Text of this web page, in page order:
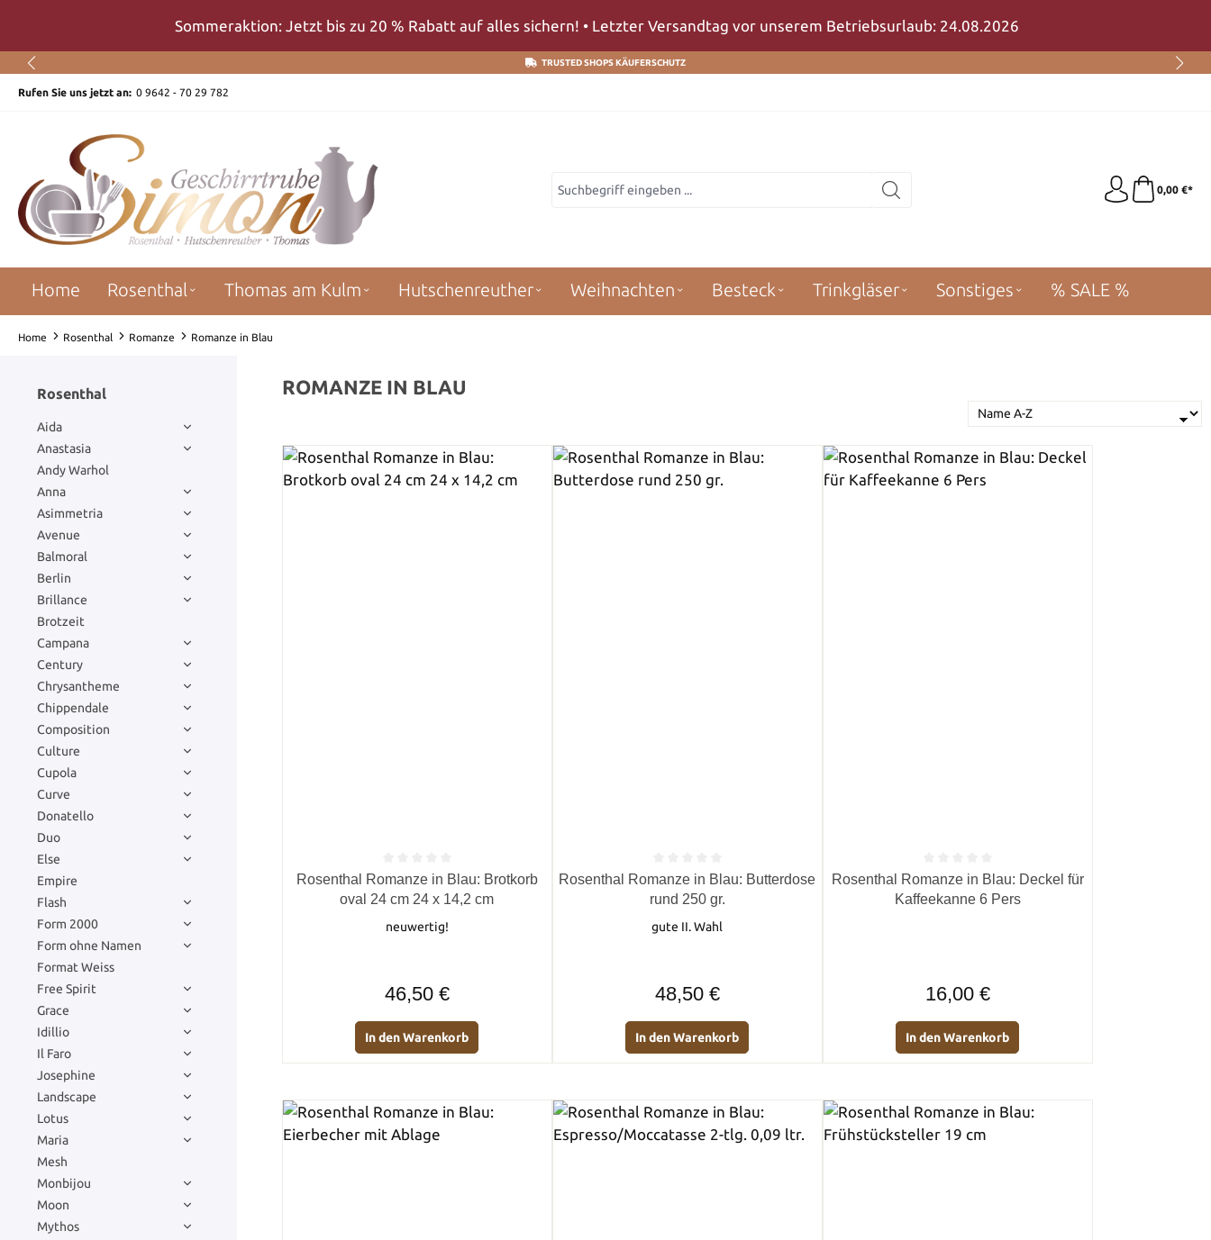
Zur Hauptnavigation springenSommeraktion: Jetzt bis zu 20 % Rabatt auf alles sichern! • Letzter Versandtag vor unserem Betriebsurlaub: 24.08.2026
TRUSTED SHOPS KÄUFERSCHUTZ
Rufen Sie uns jetzt an: 0 9642 - 70 29 782
0,00 €*
Home Rosenthal Thomas am Kulm Hutschenreuther Weihnachten Besteck Trinkgläser Sonstiges % SALE %
Home Rosenthal Romanze Romanze in Blau
Rosenthal
Aida
Anastasia
Andy Warhol
Anna
Asimmetria
Avenue
Balmoral
Berlin
Brillance
Brotzeit
Campana
Century
Chrysantheme
Chippendale
Composition
Culture
Cupola
Curve
Donatello
Duo
Else
Empire
Flash
Form 2000
Form ohne Namen
Format Weiss
Free Spirit
Grace
Idillio
Il Faro
Josephine
Landscape
Lotus
Maria
Mesh
Monbijou
Moon
Mythos
ROMANZE IN BLAU
Durchschnittliche Bewertung von 0 von 5 Sternen
Rosenthal Romanze in Blau: Brotkorb
oval 24 cm 24 x 14,2 cm
neuwertig!
46,50 €
In den Warenkorb
Durchschnittliche Bewertung von 0 von 5 Sternen
Rosenthal Romanze in Blau: Butterdose
rund 250 gr.
gute II. Wahl
48,50 €
In den Warenkorb
Durchschnittliche Bewertung von 0 von 5 Sternen
Rosenthal Romanze in Blau: Deckel für
Kaffeekanne 6 Pers
16,00 €
In den Warenkorb